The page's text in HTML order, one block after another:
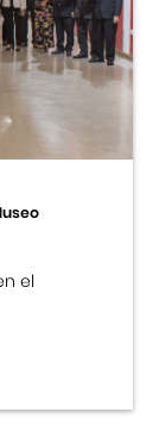
el